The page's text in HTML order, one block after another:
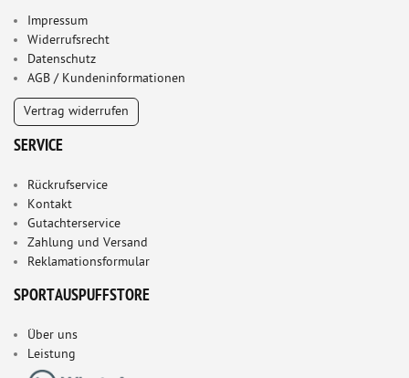
Impressum
Widerrufsrecht
Datenschutz
AGB / Kundeninformationen
Vertrag widerrufen
SERVICE
Rückrufservice
Kontakt
Gutachterservice
Zahlung und Versand
Reklamationsformular
SPORTAUSPUFFSTORE
Über uns
Leistung